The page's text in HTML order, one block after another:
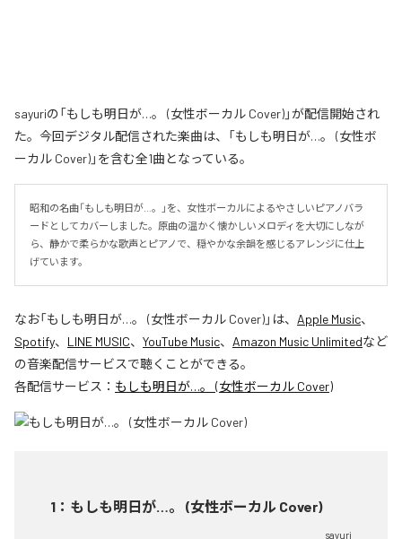
sayuriの「もしも明日が…。 (女性ボーカル Cover)」が配信開始され
た。今回デジタル配信された楽曲は、「もしも明日が…。 (女性ボ
ーカル Cover)」を含む全1曲となっている。
昭和の名曲「もしも明日が…。」を、女性ボーカルによるやさしいピアノバラ
ードとしてカバーしました。原曲の温かく懐かしいメロディを大切にしなが
ら、静かで柔らかな歌声とピアノで、穏やかな余韻を感じるアレンジに仕上
げています。
なお「もしも明日が…。 (女性ボーカル Cover)」は、 Apple Music、
Spotify、 LINE MUSIC、 YouTube Music、 Amazon Music Unlimitedなど
の音楽配信サービスで聴くことができる。
各配信サービス： もしも明日が…。 (女性ボーカル Cover)
1 ： もしも明日が…。 (女性ボーカル Cover)
sayuri